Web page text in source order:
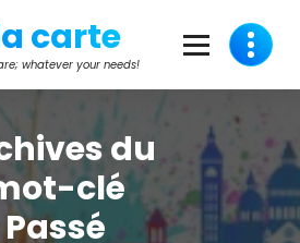
carte
whatever your needs!
du
clé
Passé